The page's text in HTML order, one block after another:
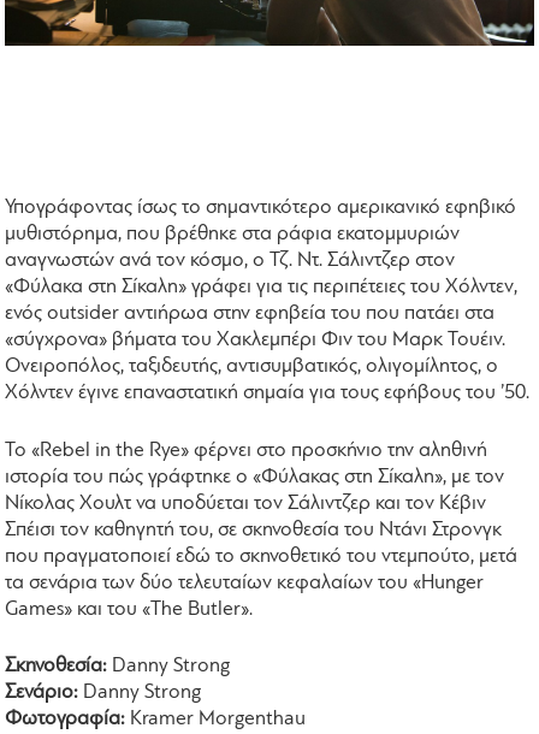
Υπογράφοντας ίσως το σημαντικότερο αμερικανικό εφηβικό
μυθιστόρημα, που βρέθηκε στα ράφια εκατομμυριών
αναγνωστών ανά τον κόσμο, ο Τζ. Ντ. Σάλιντζερ στον
«Φύλακα στη Σίκαλη» γράφει για τις περιπέτειες του Χόλντεν,
ενός outsider αντιήρωα στην εφηβεία του που πατάει στα
«σύγχρονα» βήματα του Χακλεμπέρι Φιν του Μαρκ Τουέιν.
Ονειροπόλος, ταξιδευτής, αντισυμβατικός, ολιγομίλητος, ο
Χόλντεν έγινε επαναστατική σημαία για τους εφήβους του ’50.
Το «Rebel in the Rye» φέρνει στο προσκήνιο την αληθινή
ιστορία του πώς γράφτηκε ο «Φύλακας στη Σίκαλη», με τον
Νίκολας Χουλτ να υποδύεται τον Σάλιντζερ και τον Κέβιν
Σπέισι τον καθηγητή του, σε σκηνοθεσία του Ντάνι Στρονγκ
που πραγματοποιεί εδώ το σκηνοθετικό του ντεμπούτο, μετά
τα σενάρια των δύο τελευταίων κεφαλαίων του «Hunger
Games» και του «The Butler».
Σκηνοθεσία: Danny Strong
Σενάριο: Danny Strong
Φωτογραφία: Kramer Morgenthau